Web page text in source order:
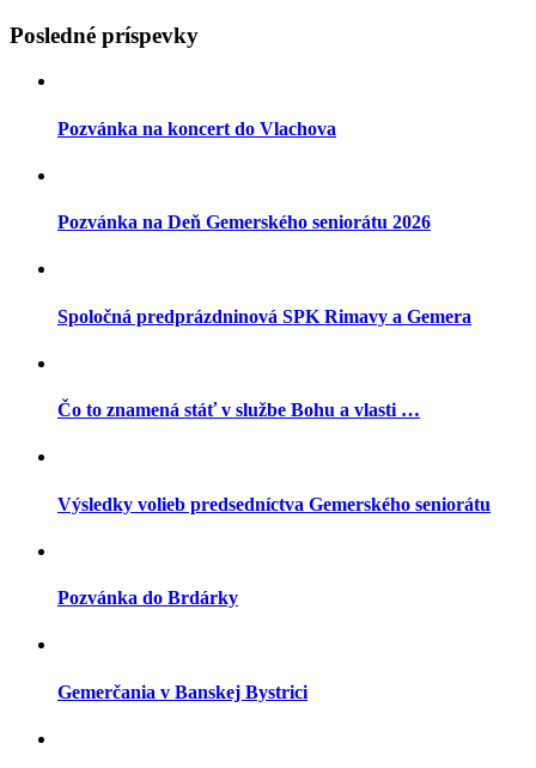
Posledné príspevky
Pozvánka na koncert do Vlachova
Pozvánka na Deň Gemerského seniorátu 2026
Spoločná predprázdninová SPK Rimavy a Gemera
Čo to znamená stáť v službe Bohu a vlasti …
Výsledky volieb predsedníctva Gemerského seniorátu
Pozvánka do Brdárky
Gemerčania v Banskej Bystrici